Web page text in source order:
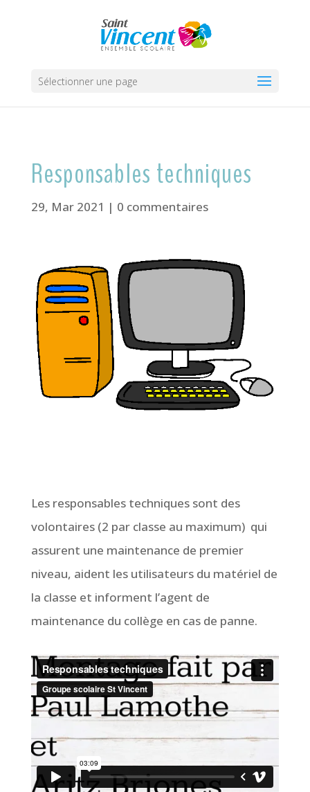
Sélectionner une page
Responsables techniques
29, Mar 2021 | 0 commentaires
Les responsables techniques sont des
volontaires (2 par classe au maximum) qui
assurent une maintenance de premier
niveau, aident les utilisateurs du matériel de
la classe et informent l’agent de
maintenance du collège en cas de panne.